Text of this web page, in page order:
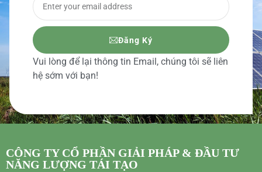
Đăng Ký
Vui lòng để lại thông tin Email, chúng tôi sẽ liên
hệ sớm với bạn!
CÔNG TY CỔ PHẦN GIẢI PHÁP & ĐẦU TƯ
NĂNG LƯỢNG TÁI TẠO